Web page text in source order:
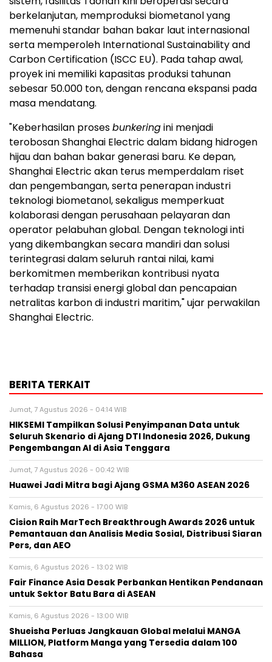
berkelanjutan, memproduksi biometanol yang
memenuhi standar bahan bakar laut internasional
serta memperoleh International Sustainability and
Carbon Certification (ISCC EU). Pada tahap awal,
proyek ini memiliki kapasitas produksi tahunan
sebesar 50.000 ton, dengan rencana ekspansi pada
masa mendatang.
"Keberhasilan prosesbunkeringini menjadi
terobosan Shanghai Electric dalam bidang hidrogen
hijau dan bahan bakar generasi baru. Ke depan,
Shanghai Electric akan terus memperdalam riset
dan pengembangan, serta penerapan industri
teknologi biometanol, sekaligus memperkuat
kolaborasi dengan perusahaan pelayaran dan
operator pelabuhan global. Dengan teknologi inti
yang dikembangkan secara mandiri dan solusi
terintegrasi dalam seluruh rantai nilai, kami
berkomitmen memberikan kontribusi nyata
terhadap transisi energi global dan pencapaian
netralitas karbon di industri maritim," ujar perwakilan
Shanghai Electric.
BERITA TERKAIT
Jumat, 7 Agustus 2026 - 04:14 WIB
HIKSEMI Tampilkan Solusi Penyimpanan Data untuk
Seluruh Skenario di Ajang DTI Indonesia 2026, Dukung
Pengembangan AI di Asia Tenggara
Jumat, 7 Agustus 2026 - 00:42 WIB
Huawei Jadi Mitra bagi Ajang GSMA M360 ASEAN 2026
Kamis, 6 Agustus 2026 - 17:00 WIB
Cision Raih MarTech Breakthrough Awards 2026 untuk
Pemantauan dan Analisis Media Sosial, Distribusi Siaran
Pers, dan AEO
Kamis, 6 Agustus 2026 - 13:02 WIB
Fair Finance Asia Desak Perbankan Hentikan Pendanaan
untuk Sektor Batu Bara di ASEAN
Kamis, 6 Agustus 2026 - 13:00 WIB
Shueisha Perluas Jangkauan Global melalui MANGA
MILLION, Platform Manga yang Tersedia dalam 100
Bahasa